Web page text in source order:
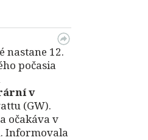
nastane 12.
počasia
v
(GW).
očakáva v
Informovala